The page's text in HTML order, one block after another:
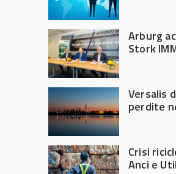
Arburg
Stork
Versalis
perdite
Crisi
Anci e